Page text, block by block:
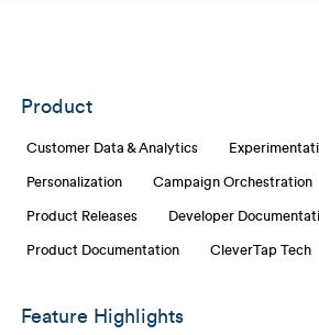
Product
Customer Data & Analytics
Personalization Campaign Orchestration
Product Releases Developer
Product Documentation CleverTap Tech
Feature Highlights